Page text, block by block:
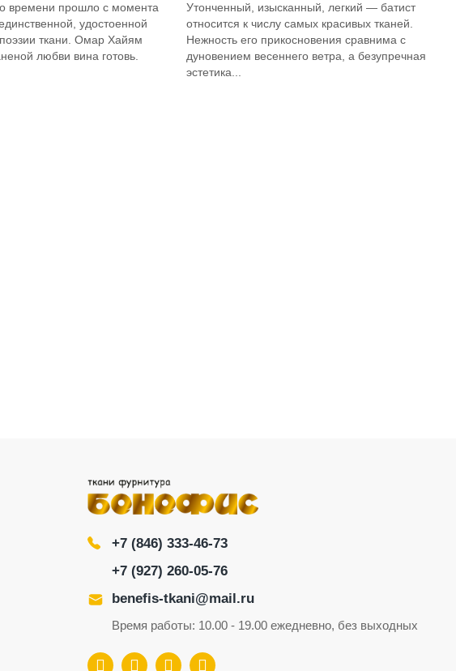
времени прошло с момента
удостоенной
ткани. Омар Хайям
любви вина готовь.
Утонченный, изысканный, легкий — батист
относится к числу самых красивых тканей.
Нежность его прикосновения сравнима с
дуновением весеннего ветра, а безупречная
эстетика...
+7 (846) 333-46-73
+7 (927) 260-05-76
benefis-tkani@mail.ru
Время работы: 10.00 - 19.00 ежедневно, без выходных